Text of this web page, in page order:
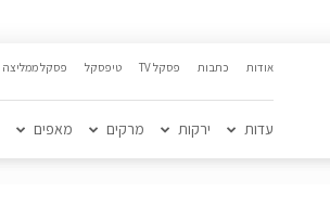
אודות כתבות פסקל TV טיפסקל פסקל ממליצה
עדות ירקות מרקים מאפים